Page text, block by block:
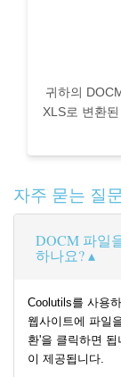
귀하의
XLS로 변환
자주 묻는 질
DOCM 파일
하나요?
Coolutils를 사용
웹사이트에 파일
환'을 클릭하면
이 제공됩니다.